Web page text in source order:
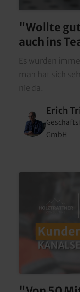
"Wollte
auch ins
Es wurden
man hat sich
nie da.
Erich
GmbH